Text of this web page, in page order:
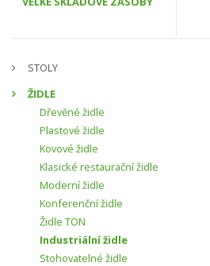
STOLY
ŽIDLE
Dřevěné židle
Plastové židle
Kovové židle
Klasické restaurační židle
Moderní židle
Konferenční židle
Židle TON
Industriální židle
Stohovatelné židle